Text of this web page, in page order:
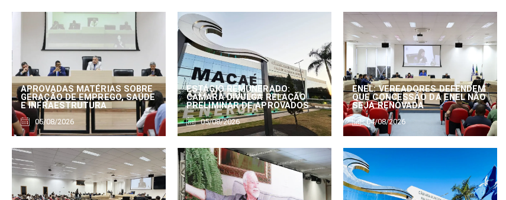
APROVADAS MATÉRIAS SOBRE
GERAÇÃO DE EMPREGO, SAÚDE
E INFRAESTRUTURA
05/08/2026
ESTÁGIO REMUNERADO:
CÂMARA DIVULGA RELAÇÃO
PRELIMINAR DE APROVADOS
05/08/2026
ENEL: VEREADORES DEFENDEM
QUE CONCESSÃO DA ENEL NÃO
SEJA RENOVADA
04/08/2026